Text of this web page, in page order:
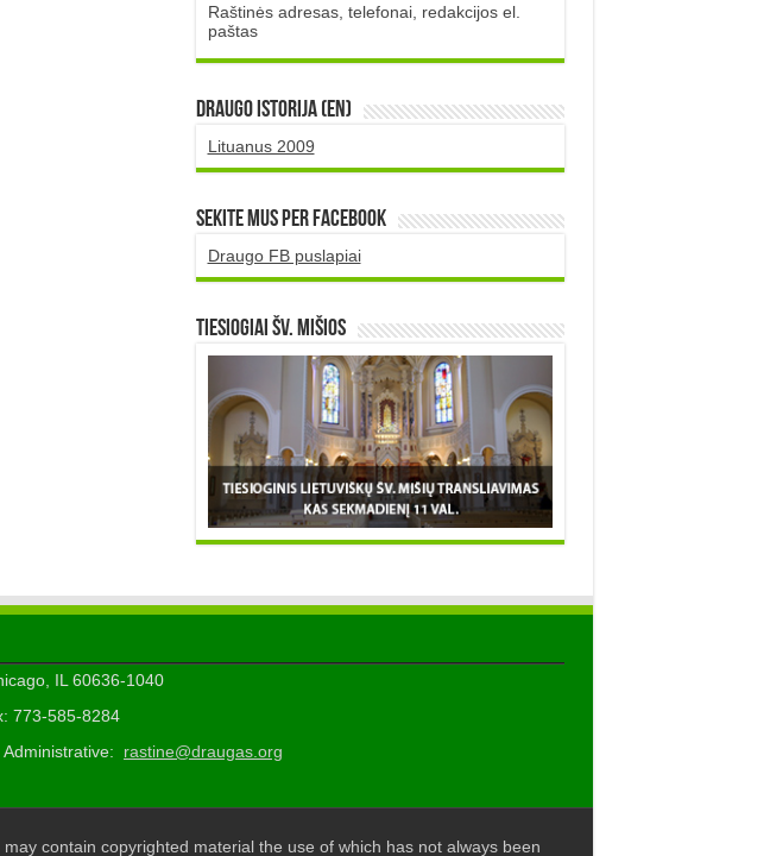
Raštinės adresas, telefonai, redakcijos el.
paštas
DRAUGO istorija (EN)
Lituanus 2009
Sekite mus per Facebook
Draugo FB puslapiai
TIESIOGIAI šv. MIŠIOS
IL 60636-1040
773-585-8284
Administrative: rastine@draugas.org
contain copyrighted material the use of which has not always been